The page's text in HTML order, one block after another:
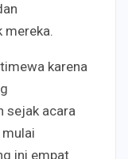
mereka.
karena
sejak acara
ini empat